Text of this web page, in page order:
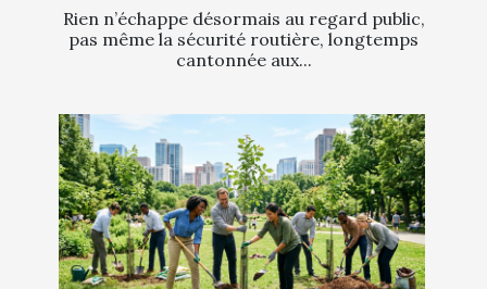
Rien n’échappe désormais au regard public,
pas même la sécurité routière, longtemps
cantonnée aux...